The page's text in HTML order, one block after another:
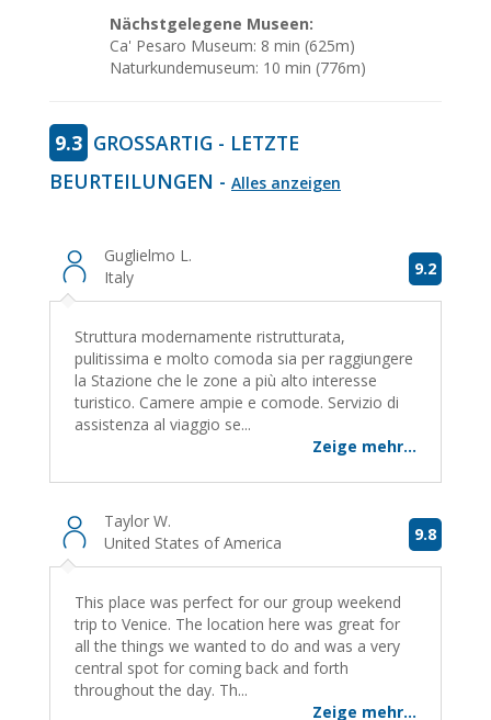
Nächstgelegene Museen:
Ca' Pesaro Museum: 8 min (625m)
Naturkundemuseum: 10 min (776m)
9.3 GROSSARTIG - LETZTE B
EURTEILUNGEN - Alles anzeigen
Guglielmo L.
Italy
9.2
Struttura modernamente ristrutturata,
pulitissima e molto comoda sia per raggiungere
la Stazione che le zone a più alto interesse
turistico. Camere ampie e comode. Servizio di
assistenza al viaggio se...
Zeige mehr...
Taylor W.
United States of America
9.8
This place was perfect for our group weekend
trip to Venice. The location here was great for
all the things we wanted to do and was a very
central spot for coming back and forth
throughout the day. Th...
Zeige mehr...